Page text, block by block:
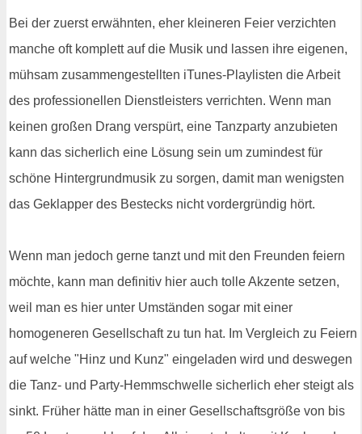
Bei der zuerst erwähnten, eher kleineren Feier verzichten
manche oft komplett auf die Musik und lassen ihre eigenen,
mühsam zusammengestellten iTunes-Playlisten die Arbeit
des professionellen Dienstleisters verrichten. Wenn man
keinen großen Drang verspürt, eine Tanzparty anzubieten
kann das sicherlich eine Lösung sein um zumindest für
schöne Hintergrundmusik zu sorgen, damit man wenigsten
das Geklapper des Bestecks nicht vordergründig hört.
Wenn man jedoch gerne tanzt und mit den Freunden feiern
möchte, kann man definitiv hier auch tolle Akzente setzen,
weil man es hier unter Umständen sogar mit einer
homogeneren Gesellschaft zu tun hat. Im Vergleich zu Feiern
auf welche "Hinz und Kunz" eingeladen wird und deswegen
die Tanz- und Party-Hemmschwelle sicherlich eher steigt als
sinkt. Früher hätte man in einer Gesellschaftsgröße von bis